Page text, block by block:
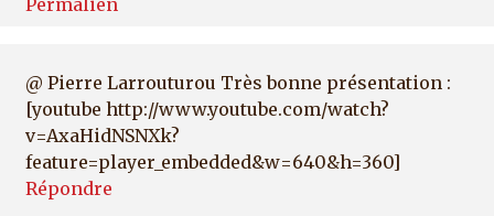
Permalien
@ Pierre Larrouturou Très bonne présentation :
[youtube http://www.youtube.com/watch?
v=AxaHidNSNXk?
feature=player_embedded&w=640&h=360]
Répondre